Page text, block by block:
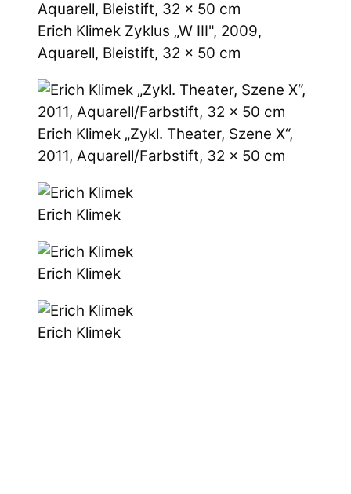
Erich Klimek Zyklus „W III", 2009,
Aquarell, Bleistift, 32 x 50 cm
Erich Klimek „Zykl. Theater, Szene X“,
2011, Aquarell/Farbstift, 32 x 50 cm
Erich Klimek
Erich Klimek
Erich Klimek